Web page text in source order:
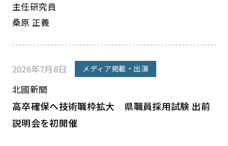
主任研究員
桑原 正義
2026年7月8日 メディア掲載・出演
北國新聞
高卒確保へ技術職枠拡大 県職員採用試験 出前
説明会を初開催